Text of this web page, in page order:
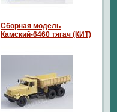
Сборная модель
Камский-6460 тягач (КИТ)